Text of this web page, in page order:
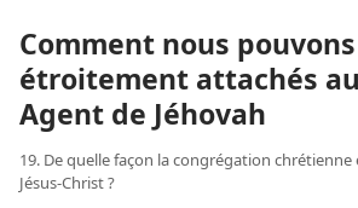
Comment nous
étroitement attachés
Agent de Jéhovah
19. De quelle façon la congrégation chrétienne
Jésus-Christ ?